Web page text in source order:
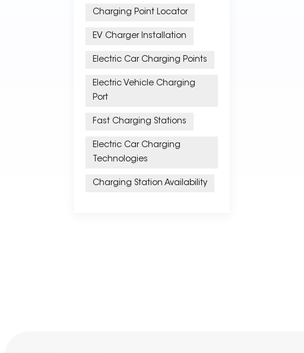
Charging Point Locator
EV Charger Installation
Electric Car Charging Points
Electric Vehicle Charging
Port
Fast Charging Stations
Electric Car Charging
Technologies
Charging Station Availability